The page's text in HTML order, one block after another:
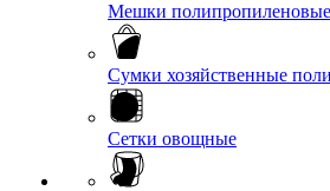
Мешки полипропиленовые
Сумки хозяйственные
Сетки овощные